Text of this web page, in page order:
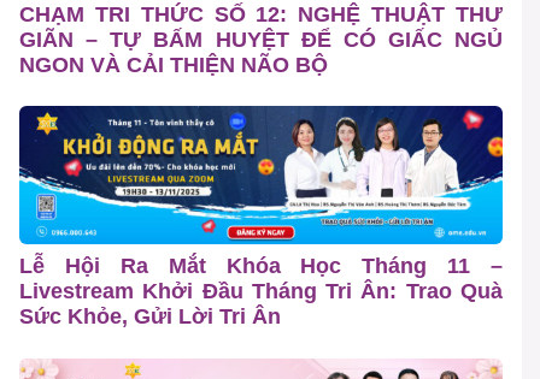
CHẠM TRI THỨC SỐ 12: NGHỆ THUẬT THƯ
GIÃN – TỰ BẤM HUYỆT ĐỂ CÓ GIẤC NGỦ
NGON VÀ CẢI THIỆN NÃO BỘ
Lễ Hội Ra Mắt Khóa Học Tháng 11 –
Livestream Khởi Đầu Tháng Tri Ân: Trao Quà
Sức Khỏe, Gửi Lời Tri Ân